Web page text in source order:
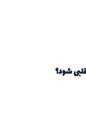
شود؟